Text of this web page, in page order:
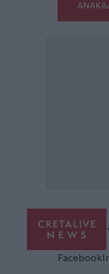
Facebook